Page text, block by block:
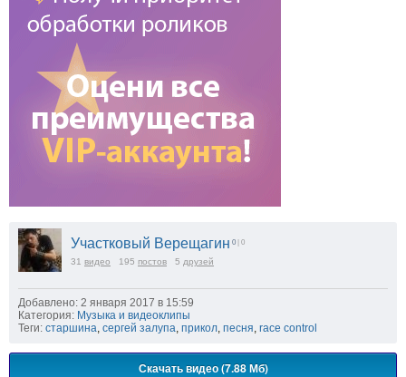
Участковый Верещагин 0 | 0
31 видео 195 постов 5 друзей
Добавлено: 2 января 2017 в 15:59
Категория: Музыка и видеоклипы
Теги: старшина сергей залупа прикол песня race control
Скачать видео (7.88 Мб)